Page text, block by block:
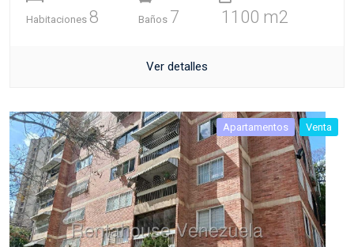
Habitaciones 8 Baños 7 1100 m2
Ver detalles
Apartamentos Venta